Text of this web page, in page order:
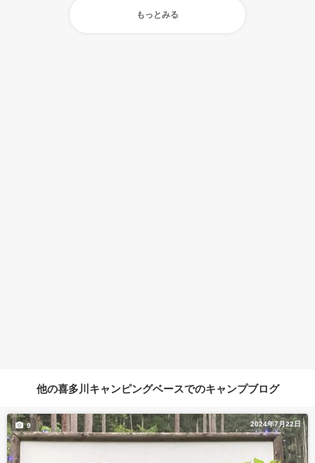
もっとみる
他の喜多川キャンピングベースでのキャンプブログ
2024年7月22日
9